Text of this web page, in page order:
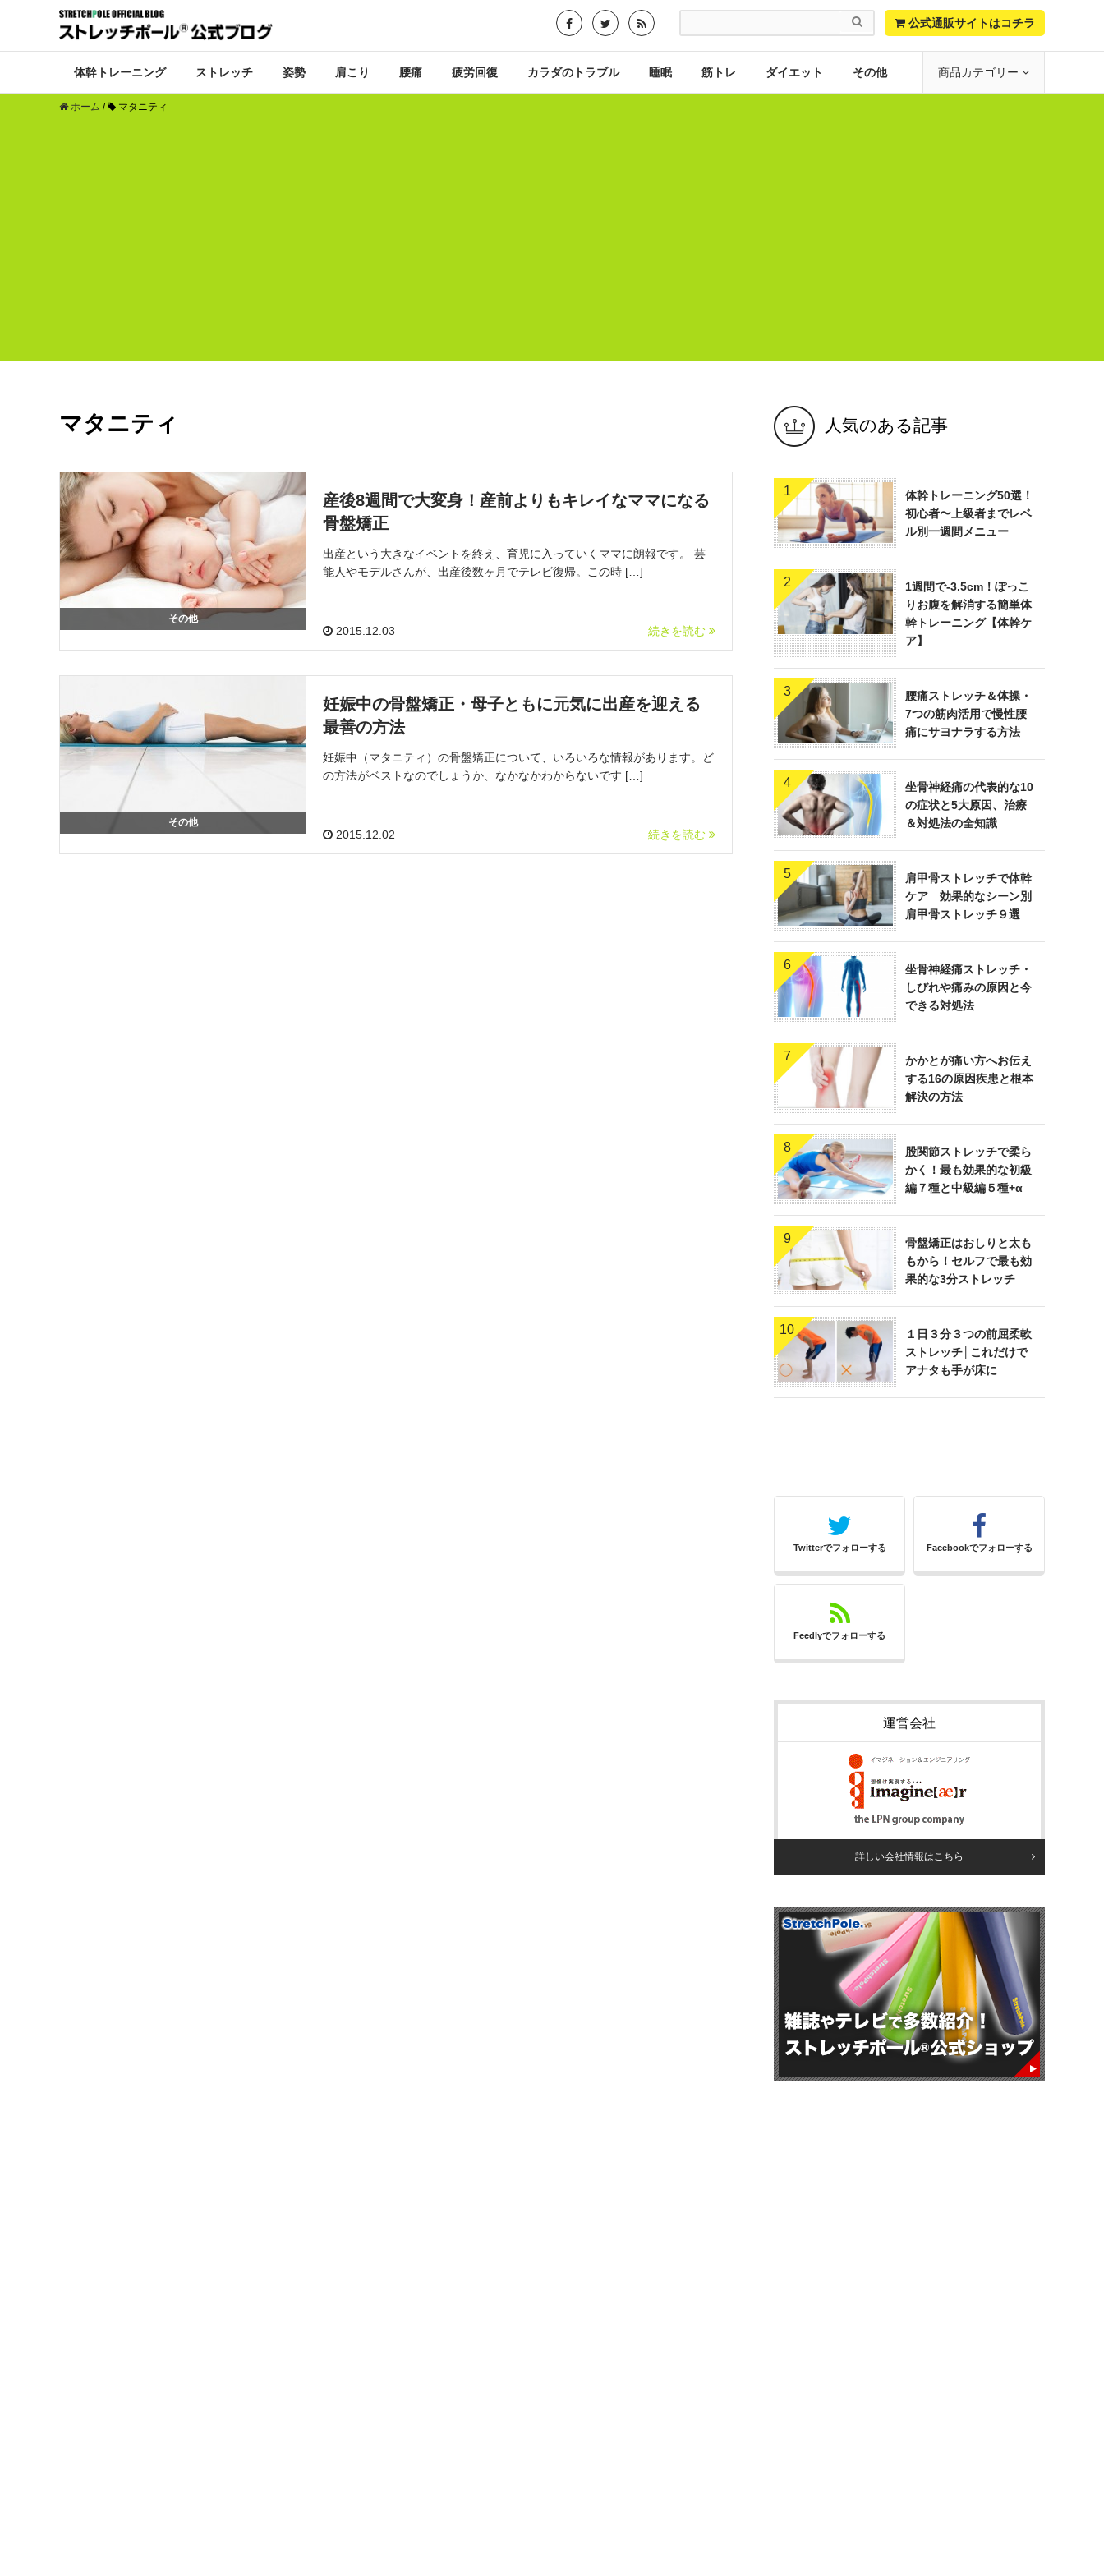
 公式通販サイトはコチラ
体幹トレーニング ストレッチ 姿勢 肩こり 腰痛 疲労回復 カラダのトラブル 睡眠 筋トレ ダイエット その他 商品カテゴリー
ホーム / マタニティ
マタニティ
その他
産後8週間で大変身！産前よりもキレイなママになる
骨盤矯正
出産という大きなイベントを終え、育児に入っていくママに朗報です。 芸
能人やモデルさんが、出産後数ヶ月でテレビ復帰。この時 […]
2015.12.03 続きを読む
その他
妊娠中の骨盤矯正・母子ともに元気に出産を迎える
最善の方法
妊娠中（マタニティ）の骨盤矯正について、いろいろな情報があります。ど
の方法がベストなのでしょうか、なかなかわからないです […]
2015.12.02 続きを読む
人気のある記事
1
体幹トレーニング50選！
初心者〜上級者までレベ
ル別一週間メニュー
2
1週間で-3.5cm！ぽっこ
りお腹を解消する簡単体
幹トレーニング【体幹ケ
ア】
3
腰痛ストレッチ＆体操・
7つの筋肉活用で慢性腰
痛にサヨナラする方法
4
坐骨神経痛の代表的な10
の症状と5大原因、治療
＆対処法の全知識
5
肩甲骨ストレッチで体幹
ケア 効果的なシーン別
肩甲骨ストレッチ９選
6
坐骨神経痛ストレッチ・
しびれや痛みの原因と今
できる対処法
7
かかとが痛い方へお伝え
する16の原因疾患と根本
解決の方法
8
股関節ストレッチで柔ら
かく！最も効果的な初級
編７種と中級編５種+α
9
骨盤矯正はおしりと太も
もから！セルフで最も効
果的な3分ストレッチ
10
１日３分３つの前屈柔軟
ストレッチ│これだけで
アナタも手が床に
Twitterでフォローする Facebookでフォローする
Feedlyでフォローする
運営会社
詳しい会社情報はこちら